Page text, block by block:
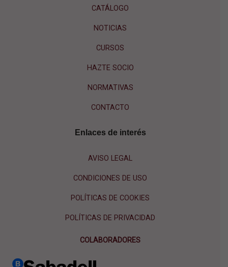
CATÁLOGO
NOTICIAS
CURSOS
HAZTE SOCIO
NORMATIVAS
CONTACTO
Enlaces de interés
AVISO LEGAL
CONDICIONES DE USO
POLÍTICAS DE COOKIES
POLÍTICAS DE PRIVACIDAD
COLABORADORES